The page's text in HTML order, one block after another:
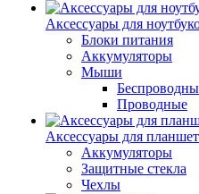
Аксессуары для
Блоки питания
Аккумуляторы
Мыши
Проводные
Аксессуары для
Аккумуляторы
Защитные стекла
Чехлы